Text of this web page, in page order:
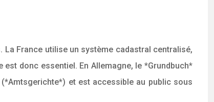
La France utilise un système cadastral centralisé,
donc essentiel. En Allemagne, le *Grundbuch*
et est accessible au public sous